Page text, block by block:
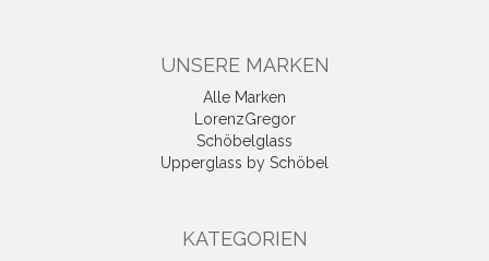
UNSERE MARKEN
Alle Marken
LorenzGregor
Schöbelglass
Upperglass by Schöbel
KATEGORIEN